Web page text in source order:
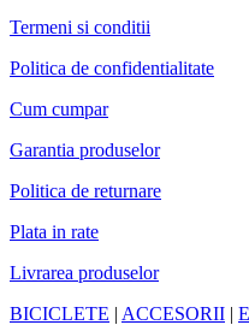
Termeni si conditii
Politica de confidentialitate
Cum cumpar
Garantia produselor
Politica de returnare
Plata in rate
Livrarea produselor
BICICLETE | ACCESORII |